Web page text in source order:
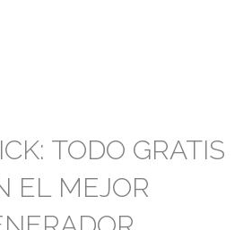
TODO GRATIS
EL MEJOR